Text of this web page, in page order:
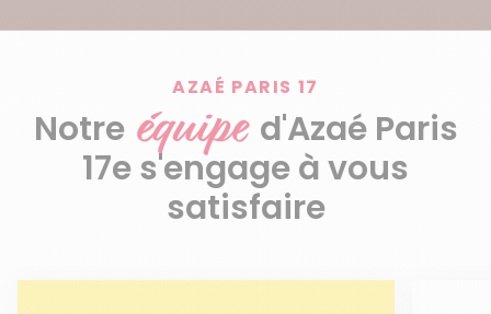
AZAÉ PARIS 17
Notre équipe d'Azaé Paris
17e s'engage à vous
satisfaire